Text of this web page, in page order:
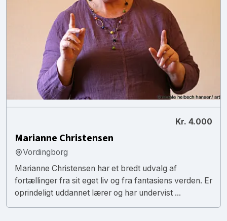
Kr. 4.000
Marianne Christensen
Vordingborg
Marianne Christensen har et bredt udvalg af
fortællinger fra sit eget liv og fra fantasiens verden. Er
oprindeligt uddannet lærer og har undervist ...